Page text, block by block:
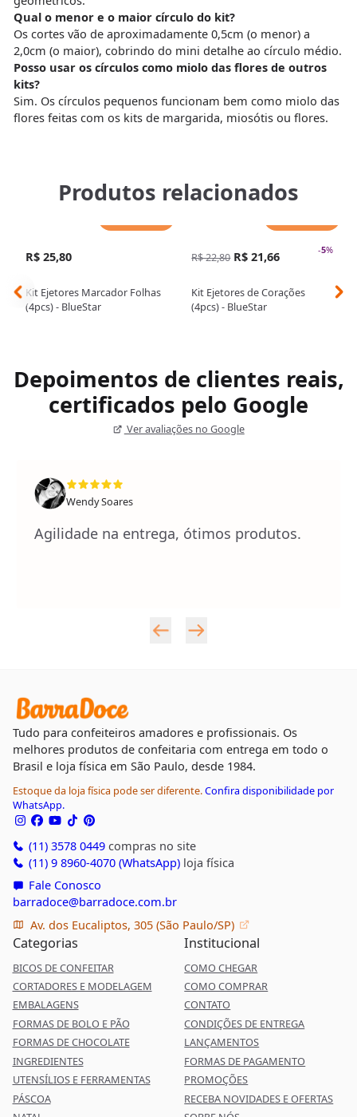
Qual o menor e o maior círculo do kit?
Os cortes vão de aproximadamente 0,5cm (o menor) a
2,0cm (o maior), cobrindo do mini detalhe ao círculo médio.
Posso usar os círculos como miolo das flores de outros
kits?
Sim. Os círculos pequenos funcionam bem como miolo das
flores feitas com os kits de margarida, miosótis ou flores.
Produtos relacionados
R$ 25,80
Kit Ejetores Marcador Folhas
(4pcs) - BlueStar
-5%
R$ 22,80 R$ 21,66
Kit Ejetores de Corações
(4pcs) - BlueStar
Depoimentos de clientes reais,
certificados pelo Google
Ver avaliações no Google
Wendy Soares
Agilidade na entrega, ótimos produtos.
Tudo para confeiteiros amadores e profissionais. Os
melhores produtos de confeitaria com entrega em todo o
Brasil e loja física em São Paulo, desde 1984.
Estoque da loja física pode ser diferente.Confira disponibilidade por
WhatsApp.
(11) 3578 0449compras no site
(11) 9 8960-4070 (WhatsApp)loja física
Fale Conosco
barradoce@barradoce.com.br
Av. dos Eucaliptos, 305 (São Paulo/SP)
Categorias
BICOS DE CONFEITAR
CORTADORES E MODELAGEM
EMBALAGENS
FORMAS DE BOLO E PÃO
FORMAS DE CHOCOLATE
INGREDIENTES
UTENSÍLIOS E FERRAMENTAS
PÁSCOA
Institucional
COMO CHEGAR
COMO COMPRAR
CONTATO
CONDIÇÕES DE ENTREGA
LANÇAMENTOS
FORMAS DE PAGAMENTO
PROMOÇÕES
RECEBA NOVIDADES E OFERTAS